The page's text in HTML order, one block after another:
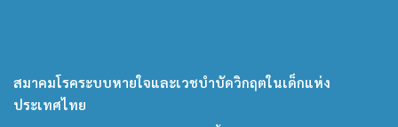
สมาคมโรคระบบหายใจและเวชบำบัดวิกฤตในเด็กแห่ง
ประเทศไทย